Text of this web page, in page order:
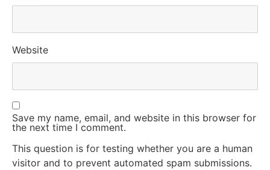
Website
Save my name, email, and website in this browser for
the next time I comment.
This question is for testing whether you are a human
visitor and to prevent automated spam submissions.